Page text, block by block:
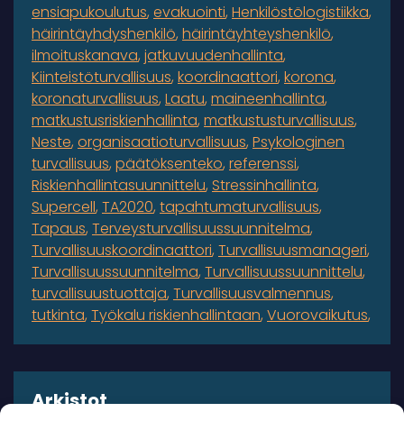
ensiapukoulutus evakuointi Henkilöstölogistiikka
häirintäyhdyshenkilö häirintäyhteyshenkilö
ilmoituskanava jatkuvuudenhallinta
Kiinteistöturvallisuus koordinaattori korona
koronaturvallisuus Laatu maineenhallinta
matkustusriskienhallinta matkustusturvallisuus
Neste organisaatioturvallisuus Psykologinen
turvallisuus päätöksenteko referenssi
Riskienhallintasuunnittelu Stressinhallinta
Supercell TA2020 tapahtumaturvallisuus
Tapaus Terveysturvallisuussuunnitelma
Turvallisuuskoordinaattori Turvallisuusmanageri
Turvallisuussuunnitelma Turvallisuussuunnittelu
turvallisuustuottaja Turvallisuusvalmennus
tutkinta Työkalu riskienhallintaan Vuorovaikutus
Arkistot